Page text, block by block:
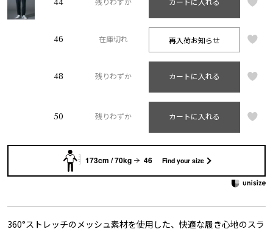
44 残りわずか カートに入れる
46 在庫切れ 再入荷お知らせ
48 残りわずか カートに入れる
50 残りわずか カートに入れる
173cm / 70kg 46 Find your size
360°ストレッチのメッシュ素材を使用した、快適な履き心地のスラ